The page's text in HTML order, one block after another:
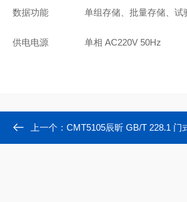
数据功能 单组存储、批量存储、
供电电源 单相 AC220V 50Hz
上一个： CMT5105辰昕 GB/T 228.1 门式电子万能材